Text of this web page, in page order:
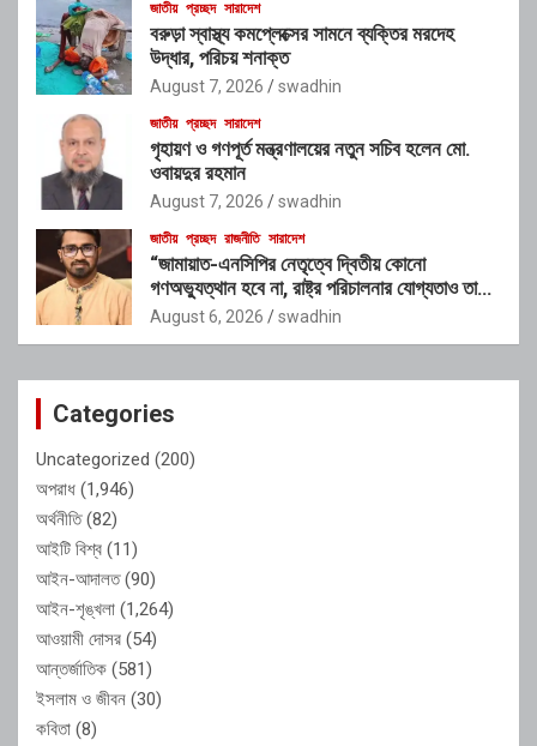
জাতীয় প্রচ্ছদ সারাদেশ
বরুড়া স্বাস্থ্য কমপ্লেক্সের সামনে ব্যক্তির মরদেহ
উদ্ধার, পরিচয় শনাক্ত
August 7, 2026 swadhin
জাতীয় প্রচ্ছদ সারাদেশ
গৃহায়ণ ও গণপূর্ত মন্ত্রণালয়ের নতুন সচিব হলেন মো.
ওবায়দুর রহমান
August 7, 2026 swadhin
জাতীয় প্রচ্ছদ রাজনীতি সারাদেশ
“জামায়াত-এনসিপির নেতৃত্বে দ্বিতীয় কোনো
গণঅভ্যুত্থান হবে না, রাষ্ট্র পরিচালনার যোগ্যতাও তাদের
নেই”: রাশেদ খাঁনের
August 6, 2026 swadhin
Categories
Uncategorized (200)
অপরাধ (1,946)
অর্থনীতি(82)
আইটি বিশ্ব (11)
আইন-আদালত(90)
আইন-শৃঙ্খলা (1,264)
আওয়ামী দোসর (54)
আন্তর্জাতিক (581)
ইসলাম ও জীবন (30)
কবিতা (8)